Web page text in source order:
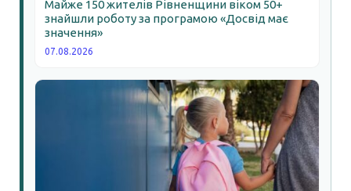
Майже 150 жителів Рівненщини віком 50+
знайшли роботу за програмою «Досвід має
значення»
07.08.2026